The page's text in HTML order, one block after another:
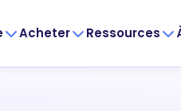
Acheter Ressources